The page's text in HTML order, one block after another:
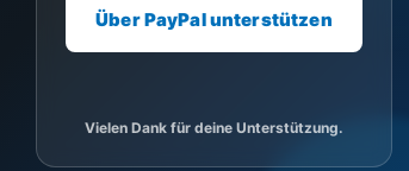
Über PayPal unterstützen
Vielen Dank für deine Unterstützung.